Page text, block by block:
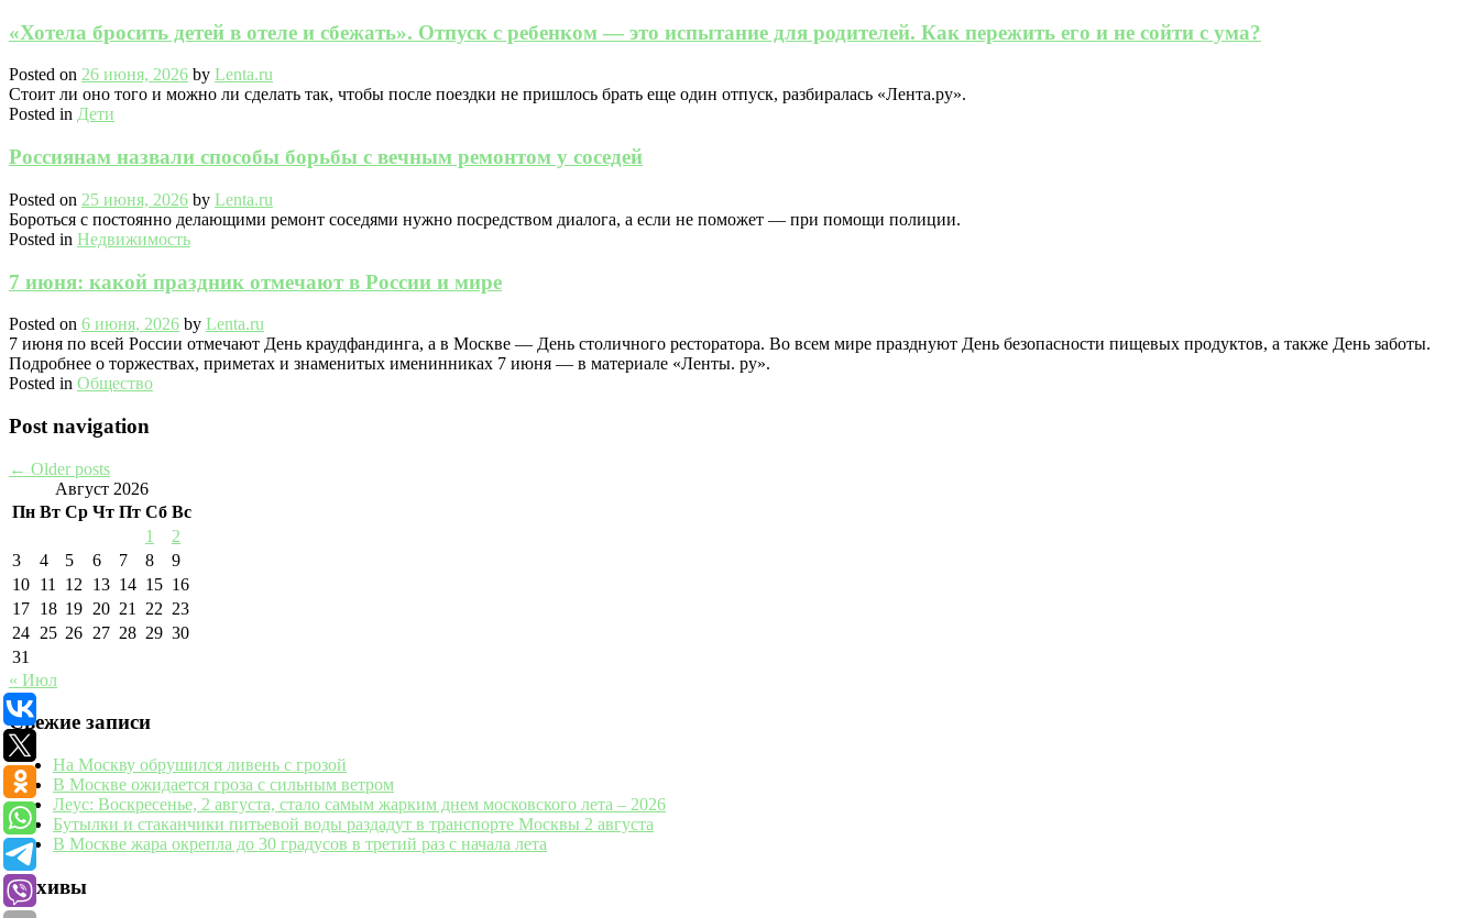
«Хотела бросить детей в отеле и сбежать». Отпуск с ребенком — это испытание для родителей. Как пережить его и не сойти с ума?
Posted on 26 июня, 2026 by Lenta.ru
Стоит ли оно того и можно ли сделать так, чтобы после поездки не пришлось брать еще один отпуск, разбиралась «Лента.ру».
Posted in Дети
Россиянам назвали способы борьбы с вечным ремонтом у соседей
Posted on 25 июня, 2026 by Lenta.ru
Бороться с постоянно делающими ремонт соседями нужно посредством диалога, а если не поможет — при помощи полиции.
Posted in Недвижимость
7 июня: какой праздник отмечают в России и мире
Posted on 6 июня, 2026 by Lenta.ru
7 июня по всей России отмечают День краудфандинга, а в Москве — День столичного ресторатора. Во всем мире празднуют День безопасности пищевых продуктов, а также День заботы.
Подробнее о торжествах, приметах и знаменитых именинниках 7 июня — в материале «Ленты. ру».
Posted in Общество
Post navigation
← Older posts
Август 2026
Пн Вт Ср Чт Пт Сб Вс
1
2
3
4 5 6 7 8
9
10 11 12 13 14 15 16
17 18 19 20 21 22 23
24 25 26 27 28 29 30
31
« Июл
Свежие записи
На Москву обрушился ливень с грозой
В Москве ожидается гроза с сильным ветром
Леус: Воскресенье, 2 августа, стало самым жарким днем московского лета – 2026
Бутылки и стаканчики питьевой воды раздадут в транспорте Москвы 2 августа
В Москве жара окрепла до 30 градусов в третий раз с начала лета
Архивы